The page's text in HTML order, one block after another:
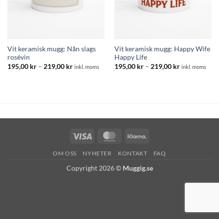
Vit keramisk mugg: Nån slags
rosévin
195,00 kr – 219,00 krPrisintervall:
inkl. moms
Vit keramisk mugg: Happy Wife
Happy Life
195,00 kr – 219,00 krPrisintervall:
inkl. moms
Visa MasterCard
OM OSS NYHETER KONTAKT FAQ
Copyright 2026 © Muggig.se